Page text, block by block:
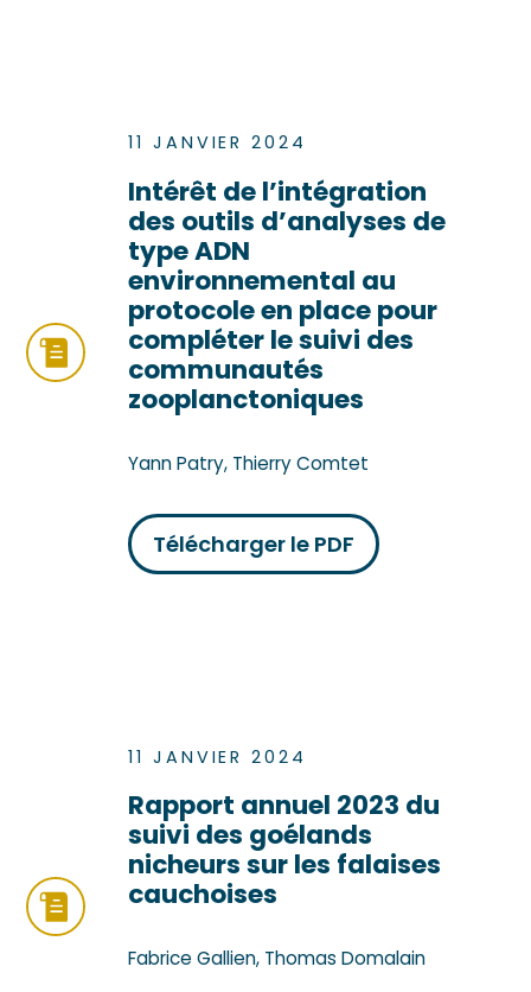
11 JANVIER 2024
Intérêt de l’intégration
des outils d’analyses de
type ADN
environnemental au
protocole en place pour
compléter le suivi des
communautés
zooplanctoniques
Yann Patry, Thierry Comtet
Télécharger le PDF
11 JANVIER 2024
Rapport annuel 2023 du
suivi des goélands
nicheurs sur les falaises
cauchoises
Fabrice Gallien, Thomas Domalain